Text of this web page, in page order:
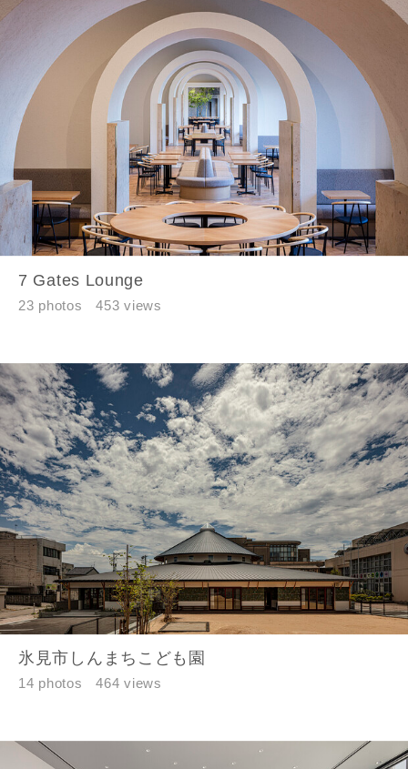
7 Gates Lounge
23 photos 453 views
氷見市しんまちこども園
14 photos 464 views